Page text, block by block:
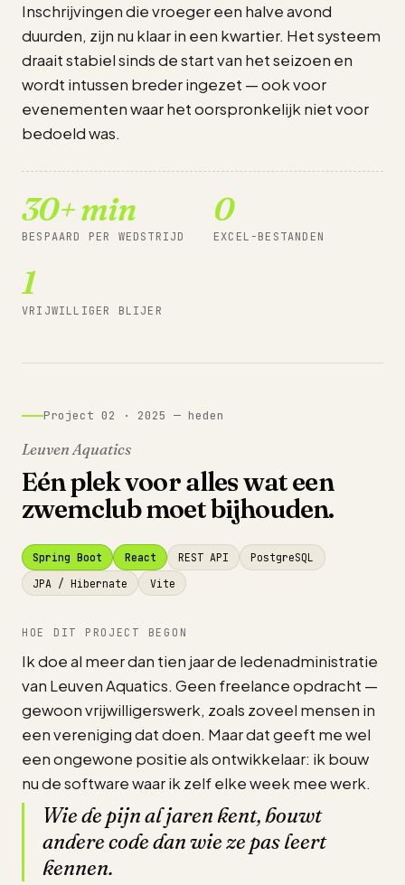
Inschrijvingen die vroeger een halve avond
duurden, zijn nu klaar in een kwartier. Het systeem
draait stabiel sinds de start van het seizoen en
wordt intussen breder ingezet — ook voor
evenementen waar het oorspronkelijk niet voor
bedoeld was.
30+ min
BESPAARD PER WEDSTRIJD
0
EXCEL-BESTANDEN
1
VRIJWILLIGER BLIJER
Project 02 · 2025 — heden
Leuven Aquatics
Eén plek voor alles wat een
zwemclub moet bijhouden.
Spring Boot React REST API
PostgreSQL
JPA / Hibernate
Vite
HOE DIT PROJECT BEGON
Ik doe al meer dan tien jaar de ledenadministratie
van Leuven Aquatics. Geen freelance opdracht —
gewoon vrijwilligerswerk, zoals zoveel mensen in
een vereniging dat doen. Maar dat geeft me wel
een ongewone positie als ontwikkelaar: ik bouw
nu de software waar ik zelf elke week mee werk.
Wie de pijn al jaren kent, bouwt
andere code dan wie ze pas leert
kennen.